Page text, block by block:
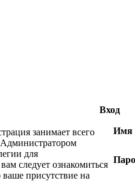
Вход
занимает всего
Администратором
для
следует ознакомиться
присутствие на
Имя